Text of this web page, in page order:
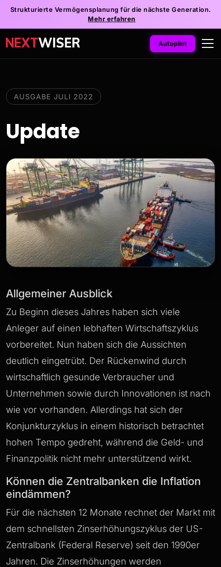
Strukturierte Vermögensplanung für die nächste Generation.
Mehr erfahren
Autopilot
AUSGABE JULI 2022
Update
Allgemeiner Ausblick
Zu Beginn dieses Jahres haben sich viele
Anleger auf einen lebhaften Wirtschaftszyklus
vorbereitet. Nun haben sich die Aussichten
deutlich eingetrübt. Der Rückenwind durch
wirtschaftlich gesunde Verbraucher und
Unternehmen sowie durch Innovationen ist nach
wie vor vorhanden. Allerdings hat sich der
Konjunkturzyklus in einem historisch betrachtet
hohen Tempo gedreht, während die Geld- und
Finanzpolitik nicht mehr unterstützend wirkt.
Können die Zentralbanken die Inflation
eindämmen?
Für die nächsten 12 Monate rechnet der Markt mit
dem schnellsten Zinserhöhungszyklus der US-
Zentralbank (Federal Reserve) seit den 1990er
Jahren. Die Zinserhöhungen werden